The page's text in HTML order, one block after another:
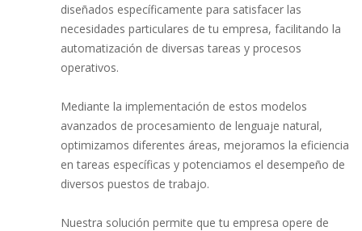
diseñados específicamente para satisfacer las
necesidades particulares de tu empresa, facilitando la
automatización de diversas tareas y procesos
operativos.
Mediante la implementación de estos modelos
avanzados de procesamiento de lenguaje natural,
optimizamos diferentes áreas, mejoramos la eficiencia
en tareas específicas y potenciamos el desempeño de
diversos puestos de trabajo.
Nuestra solución permite que tu empresa opere de